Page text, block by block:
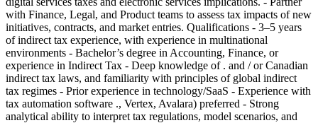
with Finance, Legal, and Product teams to assess tax impacts of new
initiatives, contracts, and market entries. Qualifications - 3–5 years
of indirect tax experience, with experience in multinational
environments - Bachelor’s degree in Accounting, Finance, or
experience in Indirect Tax - Deep knowledge of . and / or Canadian
indirect tax laws, and familiarity with principles of global indirect
tax regimes - Prior experience in technology/SaaS - Experience with
tax automation software ., Vertex, Avalara) preferred - Strong
analytical ability to interpret tax regulations, model scenarios, and